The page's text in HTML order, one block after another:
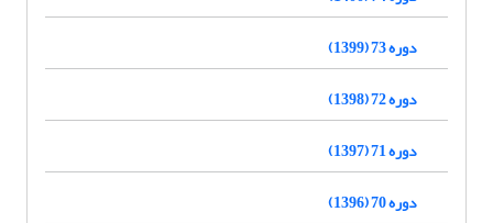
دوره 73 (1399)
دوره 72 (1398)
دوره 71 (1397)
دوره 70 (1396)